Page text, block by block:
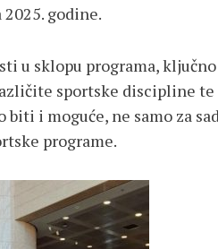
godine.
u sklopu programa,
sportske discipline te
i moguće, ne samo za
programe.